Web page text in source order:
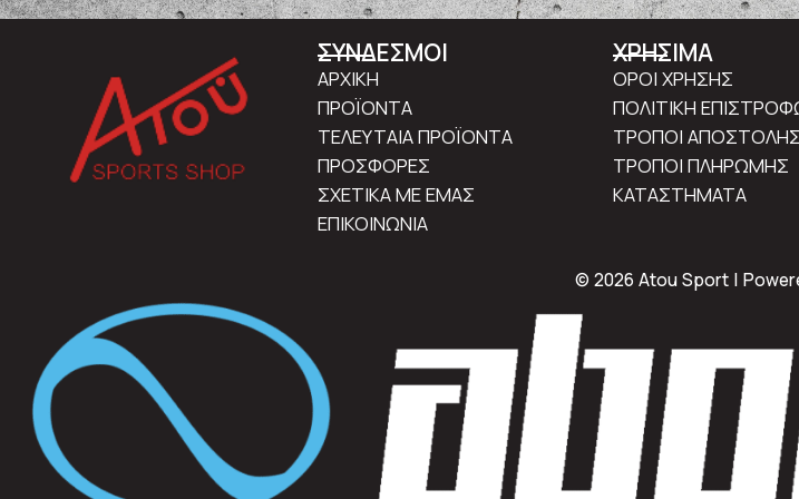
ΣΥΝΔΕΣΜΟΙ
ΑΡΧΙΚΗ
ΠΡΟΪΟΝΤΑ
ΤΕΛΕΥΤΑΙΑ ΠΡΟΪΟΝΤΑ
ΠΡΟΣΦΟΡΕΣ
ΣΧΕΤΙΚΑ ΜΕ ΕΜΑΣ
ΕΠΙΚΟΙΝΩΝΙΑ
ΧΡΗΣΙΜΑ
ΟΡΟΙ ΧΡΗΣΗΣ
ΠΟΛΙΤΙΚΗ
ΤΡΟΠΟΙ ΑΠΟΣΤΟΛΗΣ
ΤΡΟΠΟΙ ΠΛΗΡΩΜΗΣ
ΚΑΤΑΣΤΗΜΑΤΑ
© 2026 Atou Sport |